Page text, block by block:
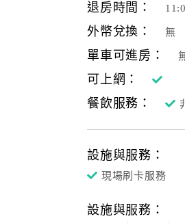
退房時間：
外幣兌換： 無
單車可進房：
可上網：
餐飲服務：
設施與服務：
現場刷卡服務
設施與服務：